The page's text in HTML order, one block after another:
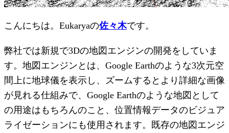
こんにちは。Eukaryaの佐々木です。
弊社では新規で3Dの地図エンジンの開発をしていま
す。地図エンジンとは、Google Earthのような3次元空
間上に地球儀を表示し、ズームするとより詳細な画像
が見れる仕組みで、Google Earthのような地図として
の用途はもちろんのこと、位置情報データのビジュア
ライゼーションにも使用されます。既存の地図エンジ